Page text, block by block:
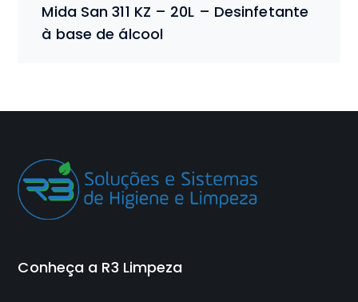
Mida San 311 KZ – 20L – Desinfetante
à base de álcool
Conheça a R3 Limpeza